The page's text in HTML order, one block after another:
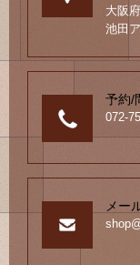
大阪
池田
予約/
072-
メー